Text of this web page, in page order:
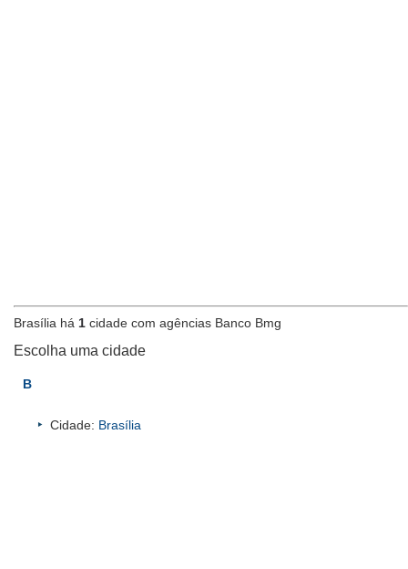
Brasília há 1 cidade com agências Banco Bmg
Escolha uma cidade
B
Cidade: Brasília